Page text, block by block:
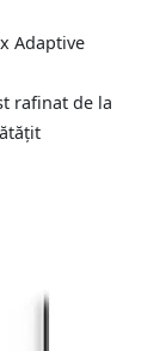
Adaptive
rafinat de la